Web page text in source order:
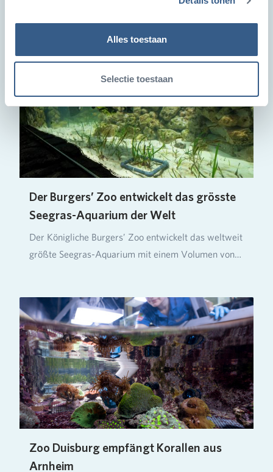
Alles toestaan
Selectie toestaan
Der Burgers’ Zoo entwickelt das grösste
Seegras-Aquarium der Welt
Der Königliche Burgers’ Zoo entwickelt das weltweit
größte Seegras-Aquarium mit einem Volumen von
Zoo Duisburg empfängt Korallen aus
Arnheim